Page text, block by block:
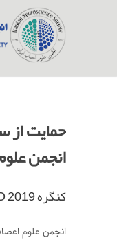
حمایت
انجمن
کنگره IBRO 2019 در کره جنوبی
انجمن علوم